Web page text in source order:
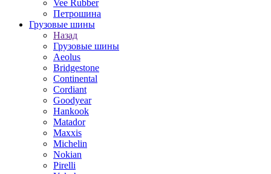
Vee Rubber
Петрошина
Грузовые шины
Назад
Грузовые шины
Aeolus
Bridgestone
Continental
Cordiant
Goodyear
Hankook
Matador
Maxxis
Michelin
Nokian
Pirelli